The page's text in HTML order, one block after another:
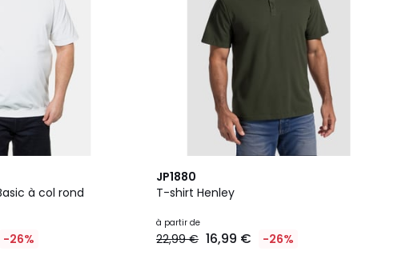
à col rond
-26%
JP1880
T-shirt Henley
à partir de
22,99 € 16,99 € -26%
4,7
/ 5
13
Couleurs